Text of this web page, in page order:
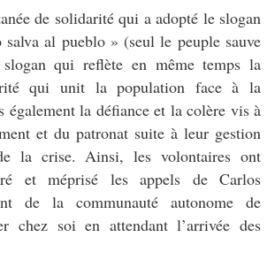
de solidarité qui a adopté le slogan
al pueblo » (seul le peuple sauve
qui reflète en même temps la
qui unit la population face à la
également la défiance et la colère vis à
et du patronat suite à leur gestion
la crise. Ainsi, les volontaires ont
et méprisé les appels de Carlos
de la communauté autonome de
chez soi en attendant l’arrivée des